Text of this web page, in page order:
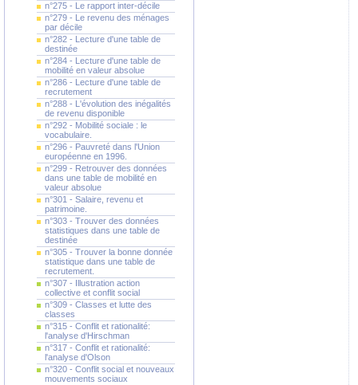
n°275 - Le rapport inter-décile
n°279 - Le revenu des ménages
par décile
n°282 - Lecture d'une table de
destinée
n°284 - Lecture d'une table de
mobilité en valeur absolue
n°286 - Lecture d'une table de
recrutement
n°288 - L'évolution des inégalités
de revenu disponible
n°292 - Mobilité sociale : le
vocabulaire.
n°296 - Pauvreté dans l'Union
européenne en 1996.
n°299 - Retrouver des données
dans une table de mobilité en
valeur absolue
n°301 - Salaire, revenu et
patrimoine.
n°303 - Trouver des données
statistiques dans une table de
destinée
n°305 - Trouver la bonne donnée
statistique dans une table de
recrutement.
n°307 - Illustration action
collective et conflit social
n°309 - Classes et lutte des
classes
n°315 - Conflit et rationalité:
l'analyse d'Hirschman
n°317 - Conflit et rationalité:
l'analyse d'Olson
n°320 - Conflit social et nouveaux
mouvements sociaux